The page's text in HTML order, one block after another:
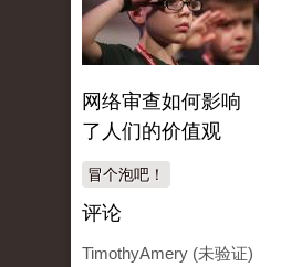
网络审查如何影响
了人们的价值观
冒个泡吧！
评论
TimothyAmery (未验证)